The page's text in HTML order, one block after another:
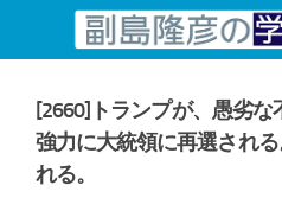
コンテンツへスキップ
[2660]トランプが、愚劣な
強力に大統領に再選され
れる。